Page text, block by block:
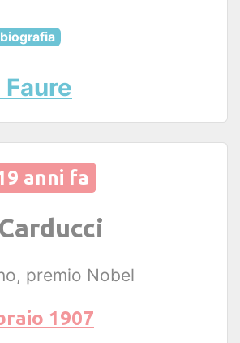
Faure
anni fa
premio Nobel
1907